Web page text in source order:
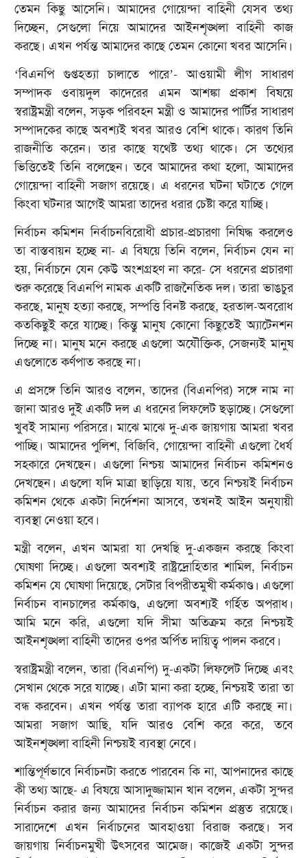
তেমন কিছু আসেনি। আমাদের গোয়েন্দা বাহিনী যেসব তথ্য
দিচ্ছেন, সেগুলো নিয়ে আমাদের আইনশৃঙ্খলা বাহিনী কাজ
করছে। এখন পর্যন্ত আমাদের কাছে তেমন কোনো খবর আসেনি।
‘বিএনপি গুপ্তহত্যা চালাতে পারে’- আওয়ামী লীগ সাধারণ
সম্পাদক ওবায়দুল কাদেরের এমন আশঙ্কা প্রকাশ বিষয়ে
স্বরাষ্ট্রমন্ত্রী বলেন, সড়ক পরিবহন মন্ত্রী ও আমাদের পার্টির সাধারণ
সম্পাদকের কাছে অবশ্যই খবর আরও বেশি থাকে। কারণ তিনি
রাজনীতি করেন। তার কাছে যথেষ্ট তথ্য থাকে। সে তথ্যের
ভিত্তিতেই তিনি বলেছেন। তবে আমাদের কথা হলো, আমাদের
গোয়েন্দা বাহিনী সজাগ রয়েছে। এ ধরনের ঘটনা ঘটাতে গেলে
কিংবা ঘটনার আগেই আমরা তাদের ধরার চেষ্টা করে যাচ্ছি।
নির্বাচন কমিশন নির্বাচনবিরোধী প্রচার-প্রচারণা নিষিদ্ধ করলেও
তা বাস্তবায়ন হচ্ছে না- এ বিষয়ে তিনি বলেন, নির্বাচন যেন না
হয়, নির্বাচনে যেন কেউ অংশগ্রহণ না করে- সে ধরনের প্রচারণা
শুরু করেছে বিএনপি নামক একটি রাজনৈতিক দল। তারা ভাঙচুর
করছে, মানুষ হত্যা করছে, সম্পত্তি বিনষ্ট করছে, হরতাল-অবরোধ
কতকিছুই করে যাচ্ছে। কিন্তু মানুষ কোনো কিছুতেই অ্যাটেনশন
দিচ্ছে না। মানুষ মনে করছে এগুলো অযৌক্তিক, সেজন্যই মানুষ
এগুলোতে কর্ণপাত করছে না।
এ প্রসঙ্গে তিনি আরও বলেন, তাদের (বিএনপির) সঙ্গে নাম না
জানা আরও দুই একটি দল এ ধরনের লিফলেট ছড়াচ্ছে। সেগুলো
খুবই সামান্য পরিসরে। মাঝে মাঝে দু-এক জায়গায় আমরা খবর
পাচ্ছি। আমাদের পুলিশ, বিজিবি, গোয়েন্দা বাহিনী এগুলো ধৈর্য
সহকারে দেখছেন। এগুলো নিশ্চয় আমাদের নির্বাচন কমিশনও
দেখছেন। এগুলো যদি মাত্রা ছাড়িয়ে যায়, তবে নিশ্চয়ই নির্বাচন
কমিশন থেকে একটা নির্দেশনা আসবে, তখনই আইন অনুযায়ী
ব্যবস্থা নেওয়া হবে।
মন্ত্রী বলেন, এখন আমরা যা দেখছি দু-একজন করছে কিংবা
ঘোষণা দিচ্ছে। এগুলো অবশ্যই রাষ্ট্রদ্রোহিতার শামিল, নির্বাচন
কমিশন যে ঘোষণা দিয়েছে, সেটার বিপরীতমুখী কর্মকাণ্ড। এগুলো
নির্বাচন বানচালের কর্মকাণ্ড, এগুলো অবশ্যই গর্হিত অপরাধ।
আমি মনে করি, এগুলো যদি সীমা অতিক্রম করে নিশ্চয়ই
আইনশৃঙ্খলা বাহিনী তাদের ওপর অর্পিত দায়িত্ব পালন করবে।
স্বরাষ্ট্রমন্ত্রী বলেন, তারা (বিএনপি) দু-একটা লিফলেট দিচ্ছে এবং
সেখান থেকে সরে যাচ্ছে। এটা মানা করা হচ্ছে, নিশ্চয়ই তারা তা
বন্ধ করবেন। এখন পর্যন্ত তারা ব্যাপক হারে এটি করছে না।
আমরা সজাগ আছি, যদি আরও বেশি করে করে, তবে
আইনশৃঙ্খলা বাহিনী নিশ্চয়ই ব্যবস্থা নেবে।
শান্তিপূর্ণভাবে নির্বাচনটা করতে পারবেন কি না, আপনাদের কাছে
কী তথ্য আছে- এ বিষয়ে আসাদুজ্জামান খান বলেন, একটা সুন্দর
নির্বাচন করার জন্য আমাদের নির্বাচন কমিশন প্রস্তুত রয়েছে।
সারাদেশে এখন নির্বাচনের আবহাওয়া বিরাজ করছে। সব
জায়গায় নির্বাচনমুখী উৎসবের আমেজ। কাজেই একটা সুন্দর